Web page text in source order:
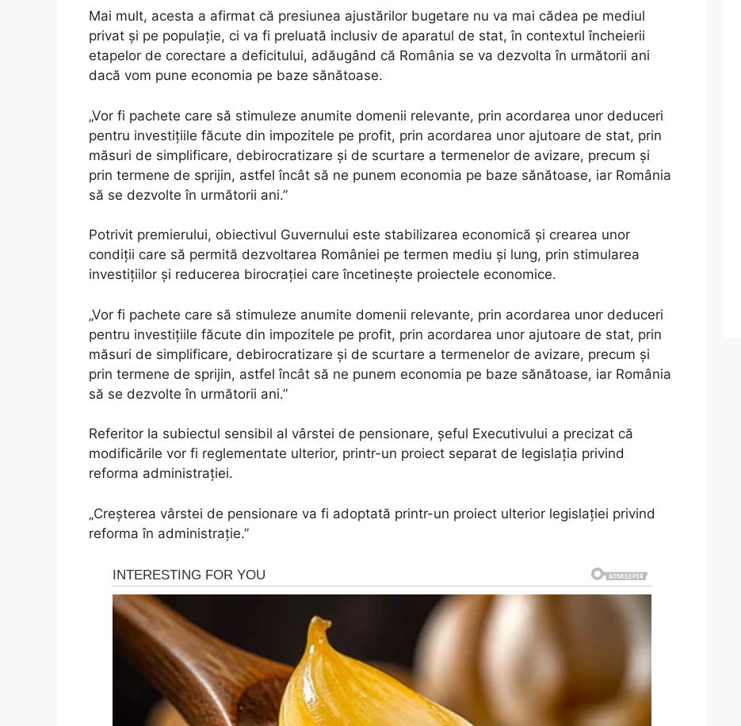
Mai mult, acesta a afirmat că presiunea ajustărilor bugetare nu va mai cădea pe mediul
privat și pe populație, ci va fi preluată inclusiv de aparatul de stat, în contextul încheierii
etapelor de corectare a deficitului, adăugând că România se va dezvolta în următorii ani
dacă vom pune economia pe baze sănătoase.
„Vor fi pachete care să stimuleze anumite domenii relevante, prin acordarea unor deduceri
pentru investițiile făcute din impozitele pe profit, prin acordarea unor ajutoare de stat, prin
măsuri de simplificare, debirocratizare și de scurtare a termenelor de avizare, precum și
prin termene de sprijin, astfel încât să ne punem economia pe baze sănătoase, iar România
să se dezvolte în următorii ani.”
Potrivit premierului, obiectivul Guvernului este stabilizarea economică și crearea unor
condiții care să permită dezvoltarea României pe termen mediu și lung, prin stimularea
investițiilor și reducerea birocrației care încetinește proiectele economice.
„Vor fi pachete care să stimuleze anumite domenii relevante, prin acordarea unor deduceri
pentru investițiile făcute din impozitele pe profit, prin acordarea unor ajutoare de stat, prin
măsuri de simplificare, debirocratizare și de scurtare a termenelor de avizare, precum și
prin termene de sprijin, astfel încât să ne punem economia pe baze sănătoase, iar România
să se dezvolte în următorii ani.”
Referitor la subiectul sensibil al vârstei de pensionare, șeful Executivului a precizat că
modificările vor fi reglementate ulterior, printr-un proiect separat de legislația privind
reforma administrației.
„Creșterea vârstei de pensionare va fi adoptată printr-un proiect ulterior legislației privind
reforma în administrație.”